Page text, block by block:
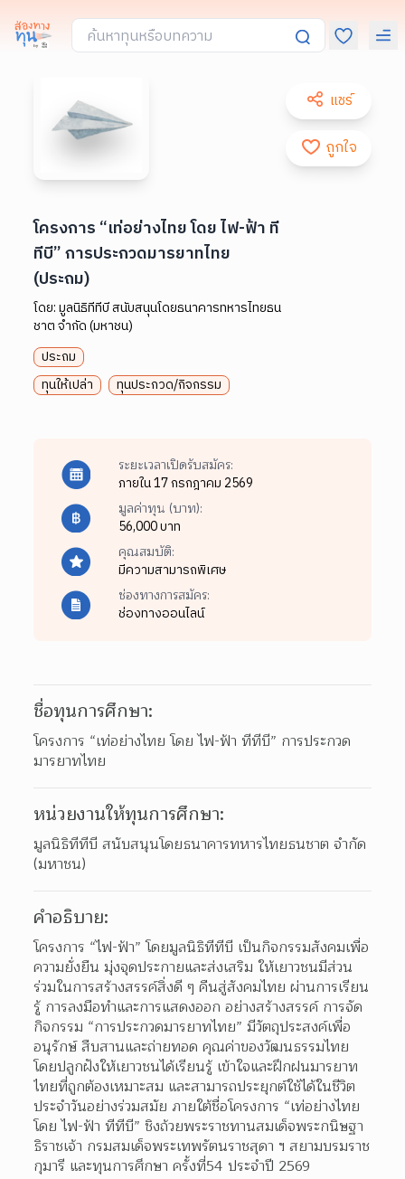
แชร์
ถูกใจ
โครงการ “เท่อย่างไทย โดย ไฟ-ฟ้า ที
ทีบี” การประกวดมารยาทไทย
(ประถม)
โดย:มูลนิธิทีทีบี สนับสนุนโดยธนาคารทหารไทยธน
ชาต จำกัด (มหาชน)
ประถม
ทุนให้เปล่า
ทุนประกวด/กิจกรรม
ระยะเวลาเปิดรับสมัคร:
ภายใน 17 กรกฎาคม 2569
มูลค่าทุน (บาท):
56,000 บาท
คุณสมบัติ:
มีความสามารถพิเศษ
ช่องทางการสมัคร:
ช่องทางออนไลน์
ชื่อทุนการศึกษา:
โครงการ “เท่อย่างไทย โดย ไฟ-ฟ้า ทีทีบี” การประกวด
มารยาทไทย
หน่วยงานให้ทุนการศึกษา:
มูลนิธิทีทีบี สนับสนุนโดยธนาคารทหารไทยธนชาต จำกัด
(มหาชน)
คำอธิบาย:
โครงการ “ไฟ-ฟ้า” โดยมูลนิธิทีทีบี เป็นกิจกรรมสังคมเพื่อ
ความยั่งยืน มุ่งจุดประกายและส่งเสริม ให้เยาวชนมีส่วน
ร่วมในการสร้างสรรค์สิ่งดี ๆ คืนสู่สังคมไทย ผ่านการเรียน
รู้ การลงมือทำและการแสดงออก อย่างสร้างสรรค์ การจัด
กิจกรรม “การประกวดมารยาทไทย” มีวัตถุประสงค์เพื่อ
อนุรักษ์ สืบสานและถ่ายทอด คุณค่าของวัฒนธรรมไทย
โดยปลูกฝังให้เยาวชนได้เรียนรู้ เข้าใจและฝึกฝนมารยาท
ไทยที่ถูกต้องเหมาะสม และสามารถประยุกต์ใช้ได้ในชีวิต
ประจำวันอย่างร่วมสมัย ภายใต้ชื่อโครงการ “เท่อย่างไทย
โดย ไฟ-ฟ้า ทีทีบี” ชิงถ้วยพระราชทานสมเด็จพระกนิษฐา
ธิราชเจ้า กรมสมเด็จพระเทพรัตนราชสุดา ฯ สยามบรมราช
กุมารี และทุนการศึกษา ครั้งที่54 ประจำปี 2569